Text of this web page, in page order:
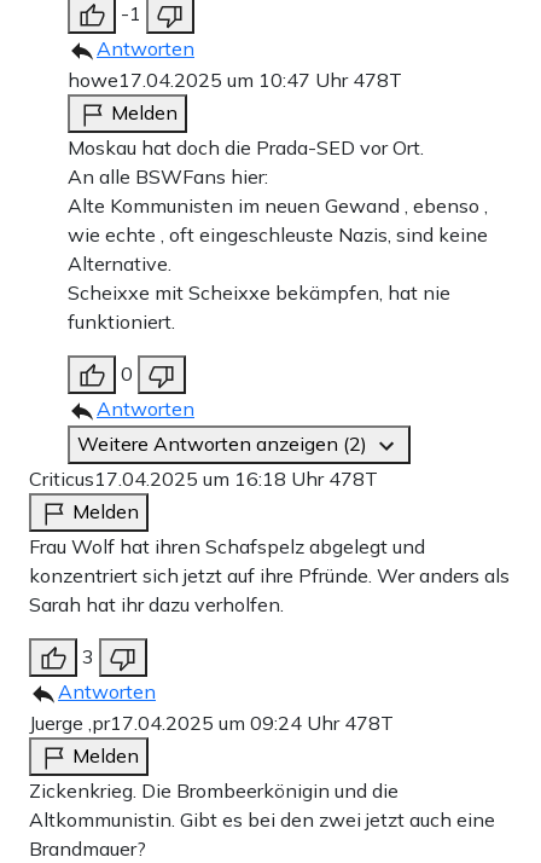
-1
Antworten
howe17.04.2025 um 10:47 Uhr 478T
Melden
Moskau hat doch die Prada-SED vor Ort.
An alle BSWFans hier:
Alte Kommunisten im neuen Gewand , ebenso ,
wie echte , oft eingeschleuste Nazis, sind keine
Alternative.
Scheixxe mit Scheixxe bekämpfen, hat nie
funktioniert.
0
Antworten
Weitere Antworten anzeigen (2)
Criticus17.04.2025 um 16:18 Uhr 478T
Melden
Frau Wolf hat ihren Schafspelz abgelegt und
konzentriert sich jetzt auf ihre Pfründe. Wer anders als
Sarah hat ihr dazu verholfen.
3
Antworten
Juerge ,pr17.04.2025 um 09:24 Uhr 478T
Melden
Zickenkrieg. Die Brombeerkönigin und die
Altkommunistin. Gibt es bei den zwei jetzt auch eine
Brandmauer?